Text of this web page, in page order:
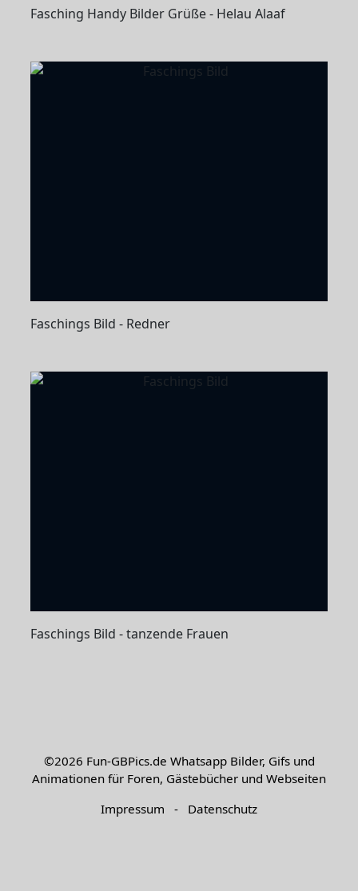
Fasching Handy Bilder Grüße - Helau Alaaf
Faschings Bild - Redner
Faschings Bild - tanzende Frauen
©2026 Fun-GBPics.de Whatsapp Bilder, Gifs und
Animationen für Foren, Gästebücher und Webseiten
Impressum - Datenschutz